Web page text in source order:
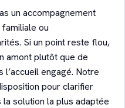
un accompagnement
ou
Si un point reste flou,
amont plutôt que de
engagé. Notre
pour clarifier
solution la plus adaptée